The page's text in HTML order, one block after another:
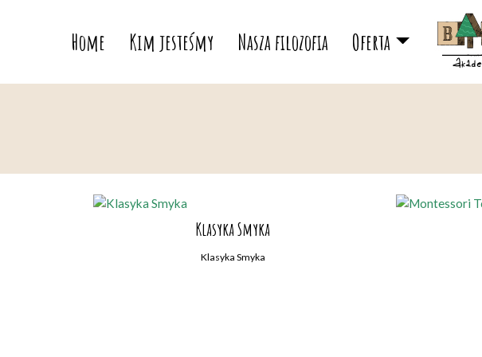
Home Kim jesteśmy Nasza filozofia Oferta
Klasyka Smyka
Klasyka Smyka